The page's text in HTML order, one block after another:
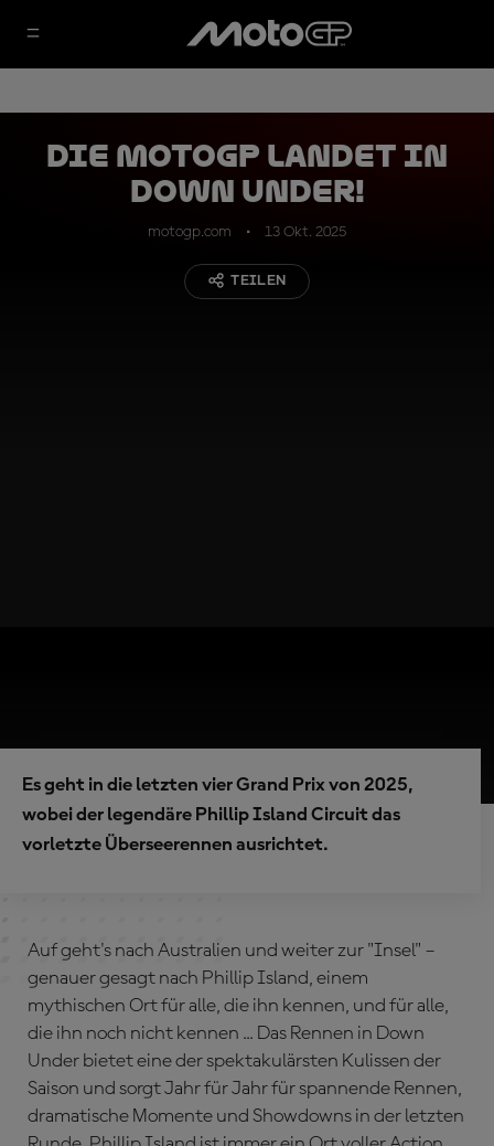
Die MotoGP landet in
Down Under!
motogp.com 13 Okt. 2025
TEILEN
Es geht in die letzten vier Grand Prix von 2025,
wobei der legendäre Phillip Island Circuit das
vorletzte Überseerennen ausrichtet.
Auf geht's nach Australien und weiter zur "Insel" –
genauer gesagt nach Phillip Island, einem
mythischen Ort für alle, die ihn kennen, und für alle,
die ihn noch nicht kennen ... Das Rennen in Down
Under bietet eine der spektakulärsten Kulissen der
Saison und sorgt Jahr für Jahr für spannende Rennen,
dramatische Momente und Showdowns in der letzten